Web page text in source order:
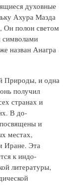
духовные
Ахура Мазда
Он полон светом
символами
назван Анагра
Природы, и одна
получил
странах и
В до-
и
местах,
Иране. Эта
к индо-
литературы,